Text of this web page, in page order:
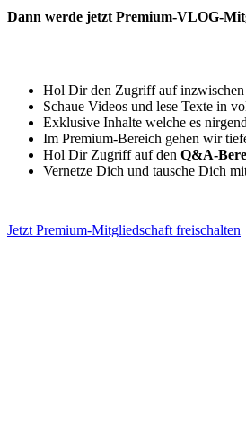
Dann werde jetzt Premium-VLOG-
Hol Dir den Zugriff auf inzwischen
Schaue Videos und lese Texte in
Exklusive Inhalte welche es
Im Premium-Bereich gehen wir
Hol Dir Zugriff auf den Q&A-
Vernetze Dich und tausche Dich
Jetzt Premium-Mitgliedschaft freischalten